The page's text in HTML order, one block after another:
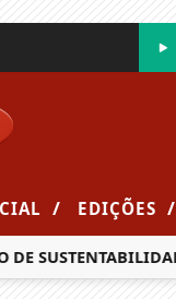
/ EDIÇÕES /
SUSTENTABILIDADE